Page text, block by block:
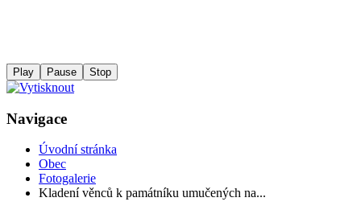
Play Pause Stop
Navigace
Úvodní stránka
Obec
Fotogalerie
Kladení věnců k památníku umučených na...